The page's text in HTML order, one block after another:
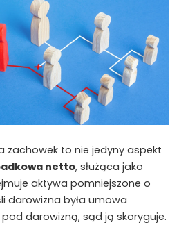
zachowek to nie jedyny aspekt
netto, służąca jako
aktywa pomniejszone o
darowizna była umowa
darowizną, sąd ją skoryguje.